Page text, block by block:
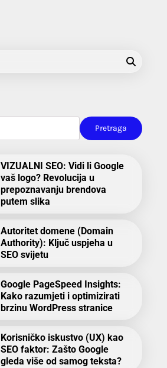
Pretraga
VIZUALNI SEO: Vidi li Google
vaš logo? Revolucija u
prepoznavanju brendova
putem slika
Autoritet domene (Domain
Authority): Ključ uspjeha u
SEO svijetu
Google PageSpeed Insights:
Kako razumjeti i optimizirati
brzinu WordPress stranice
Korisničko iskustvo (UX) kao
SEO faktor: Zašto Google
gleda više od samog teksta?